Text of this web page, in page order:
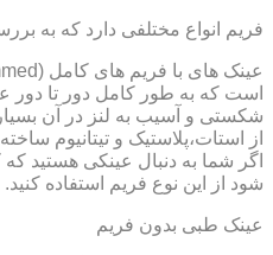
فریم انواع مختلفی دارد که به
است که به طور کامل دور تا
شکستی و آسیب به لنز در آن
از استات،پلاستیک و تیتانیوم
اگر شما به دنبال عینکی هستید
شود از این نوع فریم استفاده کنید.
عینک طبی بدون فریم